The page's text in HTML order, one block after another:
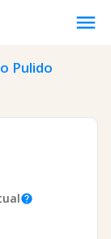
menu
Pulido
help